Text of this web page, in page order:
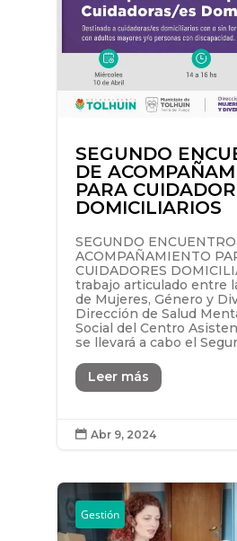
SEGUNDO
DE
PARA
DOMICILIARIOS
SEGUNDO
ACOMPAÑAMIENTO
CUIDADORES
trabajo articulado entre
de Mujeres, Género y
Dirección de Salud
Social del Centro
se llevará a cabo el
Leer más
 Abr 9, 2024
Gestión